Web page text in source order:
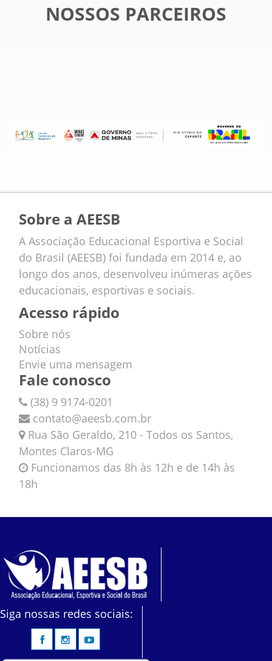
NOSSOS PARCEIROS
Sobre a AEESB
A Associação Educacional Esportiva e Social
do Brasil (AEESB) foi fundada em 2014 e, ao
longo dos anos, desenvolveu inúmeras ações
educacionais, esportivas e sociais.
Acesso rápido
Sobre nós
Notícias
Envie uma mensagem
Fale conosco
(38) 9 9174-0201
contato@aeesb.com.br
Rua São Geraldo, 210 - Todos os Santos,
Montes Claros-MG
Funcionamos das 8h às 12h e de 14h às
18h
Siga nossas redes sociais: